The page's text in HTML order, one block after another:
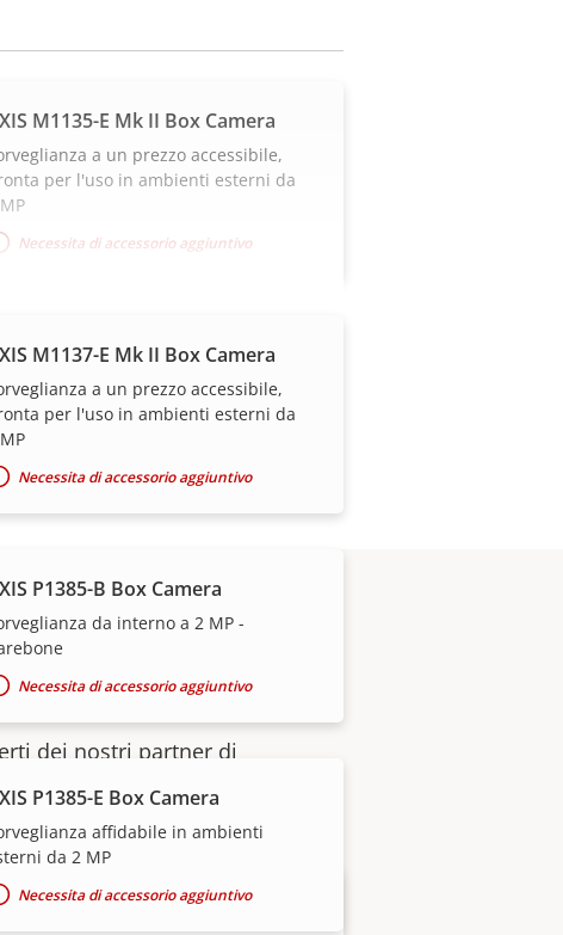
M1135-E Mk II Box Camera
a un prezzo accessibile,
per l'uso in ambienti esterni da
Necessita di accessorio aggiuntivo
M1137-E Mk II Box Camera
a un prezzo accessibile,
per l'uso in ambienti esterni da
Necessita di accessorio aggiuntivo
P1385-B Box Camera
da interno a 2 MP -
Necessita di accessorio aggiuntivo
P1385-E Box Camera
affidabile in ambienti
da 2 MP
Necessita di accessorio aggiuntivo
dei nostri partner di